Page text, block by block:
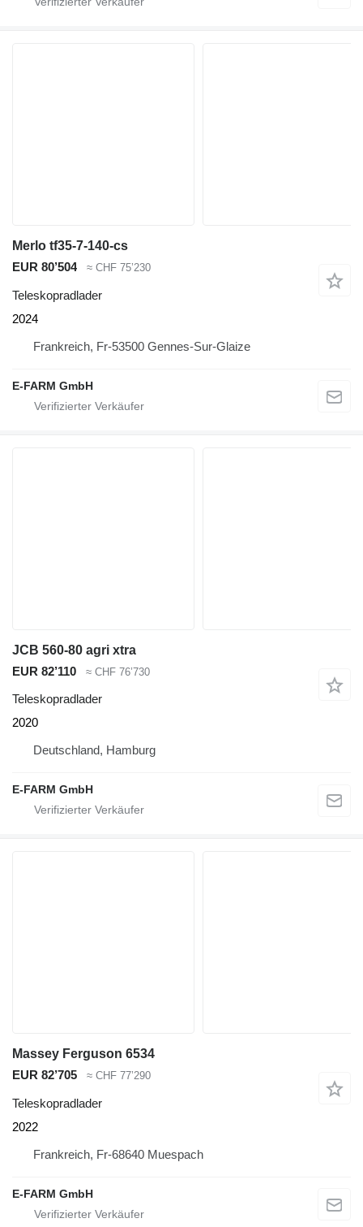
Merlo tf35-7-140-cs
EUR 80’504
≈ CHF 75’230
Teleskopradlader
2024
Frankreich, Fr-53500 Gennes-Sur-Glaize
E-FARM GmbH
JCB 560-80 agri xtra
EUR 82’110
≈ CHF 76’730
Teleskopradlader
2020
Deutschland, Hamburg
E-FARM GmbH
Massey Ferguson 6534
EUR 82’705
≈ CHF 77’290
Teleskopradlader
2022
Frankreich, Fr-68640 Muespach
E-FARM GmbH